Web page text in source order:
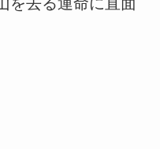
を去る運命に直面